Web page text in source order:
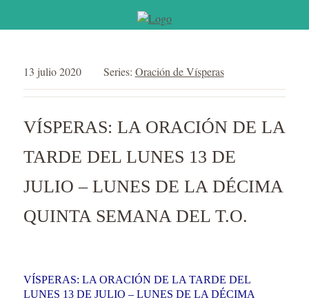
13 julio 2020 Series: Oración de Vísperas
VÍSPERAS: LA ORACIÓN DE LA
TARDE DEL LUNES 13 DE
JULIO – LUNES DE LA DÉCIMA
QUINTA SEMANA DEL T.O.
VÍSPERAS: LA ORACIÓN DE LA TARDE DEL
LUNES 13 DE JULIO – LUNES DE LA DÉCIMA